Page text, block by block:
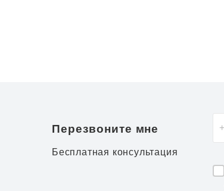
Перезвоните мне
Бесплатная консультация